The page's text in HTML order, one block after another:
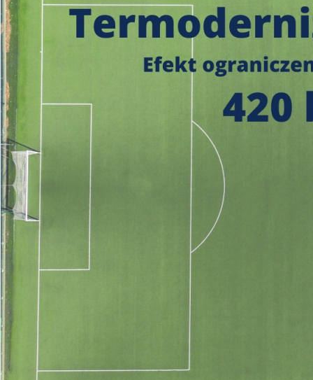
22 340 40 80
https://